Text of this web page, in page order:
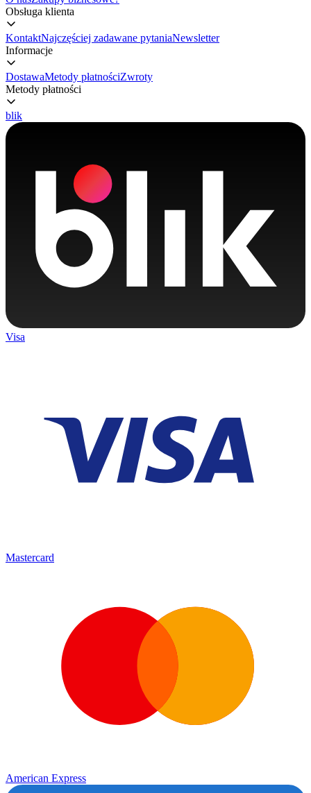
Obsługa klienta
KontaktNajczęściej zadawane pytaniaNewsletter
Informacje
DostawaMetody płatnościZwroty
Metody płatności
blik
Visa
Mastercard
American Express